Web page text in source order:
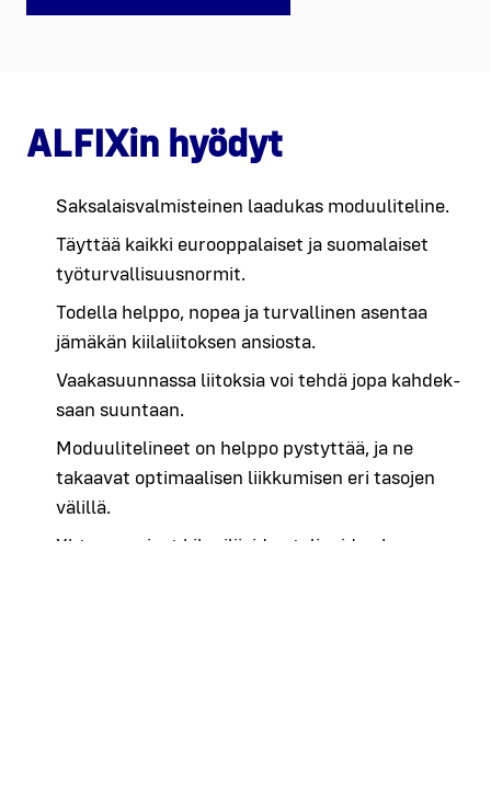
ALFIXin hyö­dyt
Sak­sa­lais­val­mis­tei­nen laa­du­kas moduu­li­te­li­ne.
Täyt­tää kaik­ki euroop­pa­lai­set ja suo­ma­lai­set
työ­tur­val­li­suus­nor­mit.
Todel­la help­po, nopea ja tur­val­li­nen asen­taa
jämä­kän kii­la­lii­tok­sen ansios­ta.
Vaa­ka­suun­nas­sa lii­tok­sia voi teh­dä jopa kah­dek­
saan suun­taan.
Moduu­li­te­li­neet on help­po pys­tyt­tää, ja ne
takaa­vat opti­maa­li­sen liik­ku­mi­sen eri taso­jen
välil­lä.
Yhteen­so­pi­vat kil­pai­li­joi­den teli­nei­den kans­sa.